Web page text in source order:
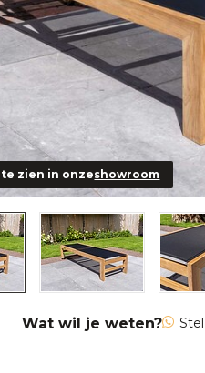
zien in onzeshowroom
Wat wil je weten?